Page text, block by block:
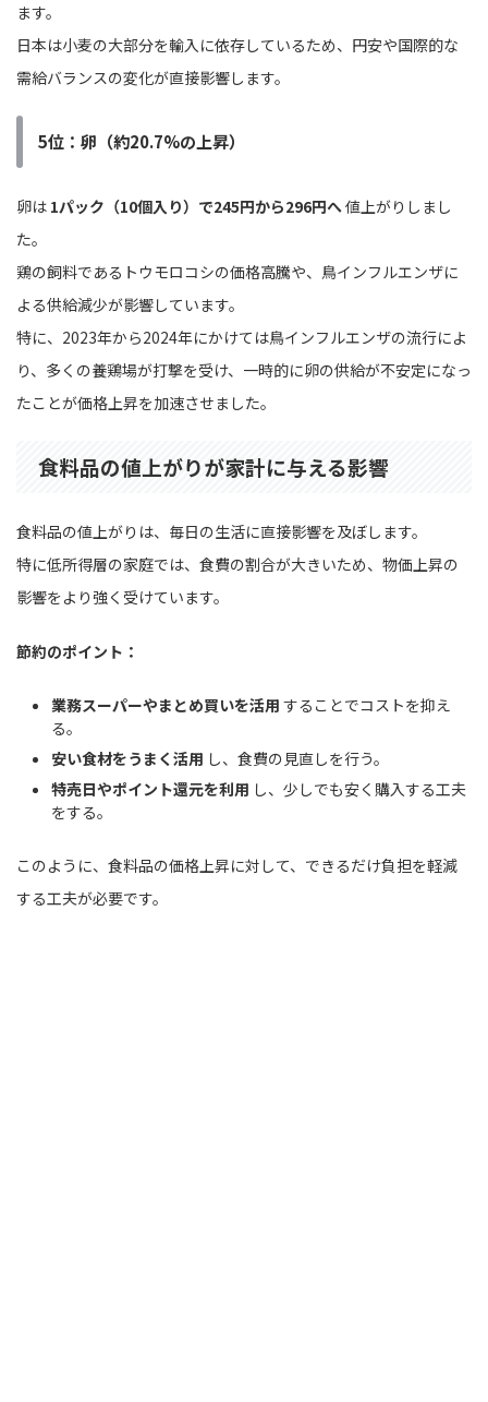
ます。
日本は小麦の大部分を輸入に依存しているため、円安や国際的な
需給バランスの変化が直接影響します。
5位：卵（約20.7%の上昇）
卵は 1パック（10個入り）で245円から296円へ値上がりしまし
た。
鶏の飼料であるトウモロコシの価格高騰や、鳥インフルエンザに
よる供給減少が影響しています。
特に、2023年から2024年にかけては鳥インフルエンザの流行によ
り、多くの養鶏場が打撃を受け、一時的に卵の供給が不安定になっ
たことが価格上昇を加速させました。
食料品の値上がりが家計に与える影響
食料品の値上がりは、毎日の生活に直接影響を及ぼします。
特に低所得層の家庭では、食費の割合が大きいため、物価上昇の
影響をより強く受けています。
節約のポイント：
業務スーパーやまとめ買いを活用 することでコストを抑え
る。
安い食材をうまく活用 し、食費の見直しを行う。
特売日やポイント還元を利用 し、少しでも安く購入する工夫
をする。
このように、食料品の価格上昇に対して、できるだけ負担を軽減
する工夫が必要です。